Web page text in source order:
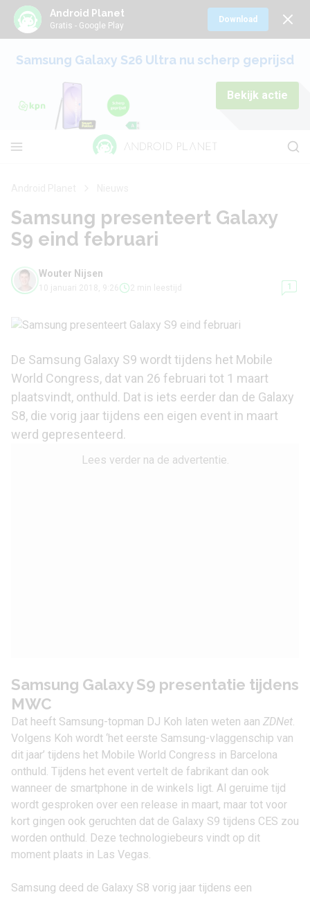
Android Planet
Gratis - Google Play
Download
Samsung Galaxy S26 Ultra nu scherp geprijsd
Bekijk actie
Samsung presenteert Galaxy
S9 eind februari
Wouter Nijsen
10 januari 2018, 9:26 2 min leestijd 1
De Samsung Galaxy S9 wordt tijdens het Mobile
World Congress, dat van 26 februari tot 1 maart
plaatsvindt, onthuld. Dat is iets eerder dan de Galaxy
S8, die vorig jaar tijdens een eigen event in maart
werd gepresenteerd.
Lees verder na de advertentie.
Samsung Galaxy S9 presentatie tijdens
MWC
Dat heeft Samsung-topman DJ Koh laten weten aan ZDNet.
Volgens Koh wordt ‘het eerste Samsung-vlaggenschip van
dit jaar’ tijdens het Mobile World Congress in Barcelona
onthuld. Tijdens het event vertelt de fabrikant dan ook
wanneer de smartphone in de winkels ligt. Al geruime tijd
wordt gesproken over een release in maart, maar tot voor
kort gingen ook geruchten dat de Galaxy S9 tijdens CES zou
worden onthuld. Deze technologiebeurs vindt op dit
moment plaats in Las Vegas.
Samsung deed de Galaxy S8 vorig jaar tijdens een